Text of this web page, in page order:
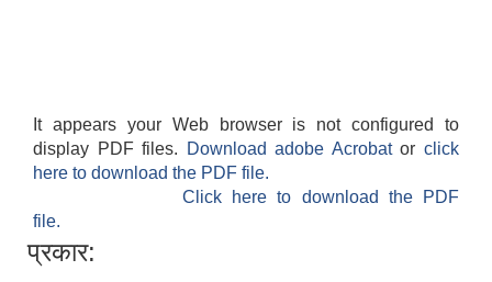
It appears your Web browser is not configured to
display PDF files.
Download adobe Acrobatorclick
here to download the PDF file.
Click here to download the PDF
file.
प्रकार: